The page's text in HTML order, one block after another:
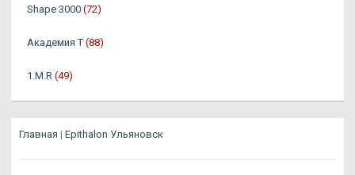
Shape 3000 (72)
Академия Т (88)
1.M.R (49)
Главная | Epithalon Ульяновск